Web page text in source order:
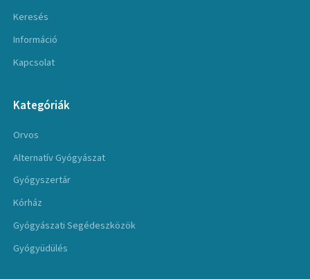
Keresés
Információ
Kapcsolat
Kategóriák
Orvos
Alternatív Gyógyászat
Gyógyszertár
Kórház
Gyógyászati Segédeszközök
Gyógyüdülés